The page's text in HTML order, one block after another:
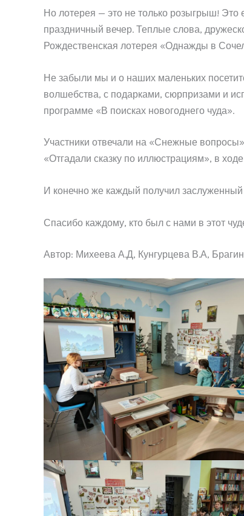
Но лотерея — это не только розыгрыш! Это
праздничный вечер. Теплые слова,
Рождественская лотерея «Однажды в
Не забыли мы и о наших маленьких
волшебства, с подарками, сюрпризами и
программе «В поисках новогоднего чуда».
Участники отвечали на «Снежные
«Отгадали сказку по иллюстрациям», в
И конечно же каждый получил заслуженный
Спасибо каждому, кто был с нами в этот
Автор: Михеева А.Д, Кунгурцева В.А,